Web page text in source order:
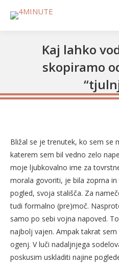
Kaj lahko
skopiramo
Bližal se je trenutek, ko sem se
katerem sem bil vedno zelo
moje ljubkovalno ime za
morala govoriti, je bila zoprna
pogled, svoja stališča. Za
tudi formalno (pre)moč.
samo po sebi vojna napoved.
najbolj vajen. Ampak takrat
ogenj. V luči nadaljnjega
poskusim uskladiti najine